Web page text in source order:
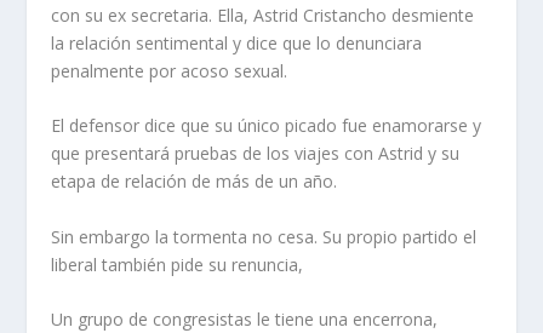
con su ex secretaria. Ella, Astrid Cristancho desmiente
la relación sentimental y dice que lo denunciara
penalmente por acoso sexual.
El defensor dice que su único picado fue enamorarse y
que presentará pruebas de los viajes con Astrid y su
etapa de relación de más de un año.
Sin embargo la tormenta no cesa. Su propio partido el
liberal también pide su renuncia,
Un grupo de congresistas le tiene una encerrona,